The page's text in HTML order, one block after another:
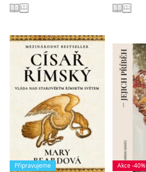
Připravujeme Akce -40%